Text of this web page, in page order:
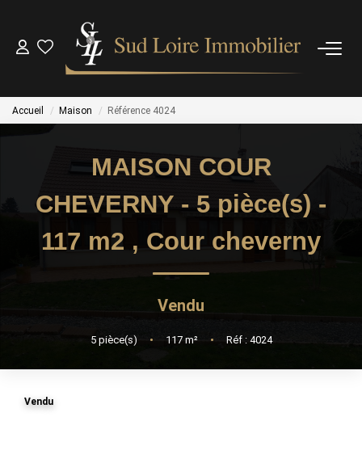
NOS BIENS VENDUS
ESTIMATION
OUTILS
Accueil Maison Référence 4024
MAISON COUR
CHEVERNY - 5 pièce(s) -
117 m2 , Cour cheverny
Vendu
5pièce(s) • 117m² • Réf : 4024
Vendu